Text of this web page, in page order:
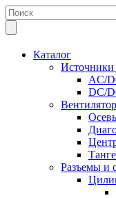
Каталог
Источники
AC/
DC/
Разъемы и